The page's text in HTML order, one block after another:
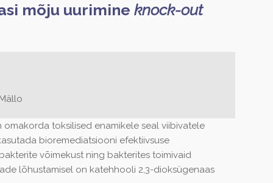
mõju uurimine knock-out
toksilised enamikele seal viibivatele
bioremediatsiooni efektiivsuse
võimekust ning bakterites toimivaid
lõhustamisel on katehhooli 2,3-dioksügenaas